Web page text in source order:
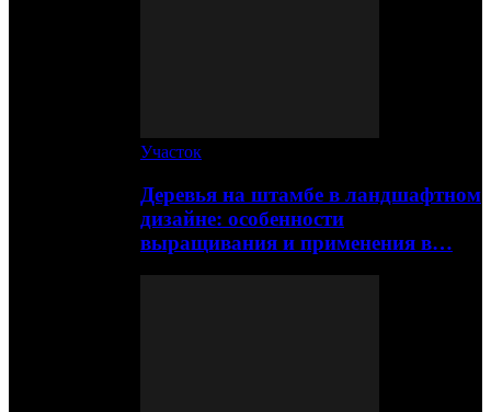
Участок
Деревья на штамбе в ландшафтном
дизайне: особенности
выращивания и применения в…